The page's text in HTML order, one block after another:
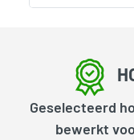
Geselecteerd
bewerkt